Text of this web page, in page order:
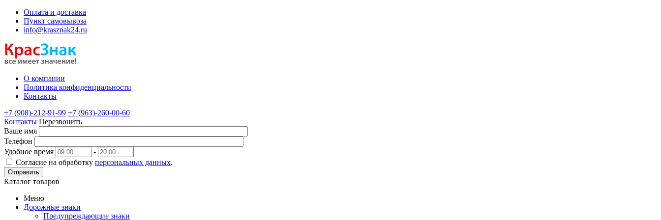
Оплата и доставка
Пункт самовывоза
info@krasznak24.ru
О компании
Политика конфиденциальности
Контакты
+7 (908)-212-91-99 +7 (963)-260-00-60
Контакты Перезвонить
Ваше имя
Телефон
Удобное время
-
Согласие на обработку персональных данных.
Отправить
Каталог товаров
Меню
Дорожные знаки
Предупреждающие знаки